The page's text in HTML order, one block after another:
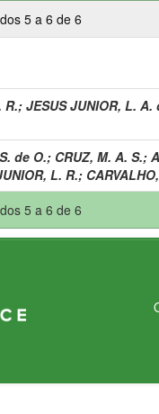
5 a 6 de 6
R.; JESUS JUNIOR, L. A.
de O.; CRUZ, M. A. S.;
L. R.;
5 a 6 de 6